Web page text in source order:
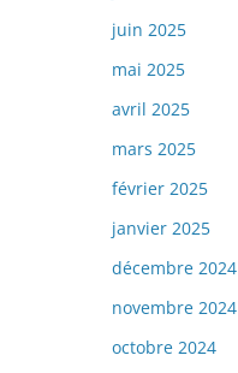
juin 2025
mai 2025
avril 2025
mars 2025
février 2025
janvier 2025
décembre 2024
novembre 2024
octobre 2024